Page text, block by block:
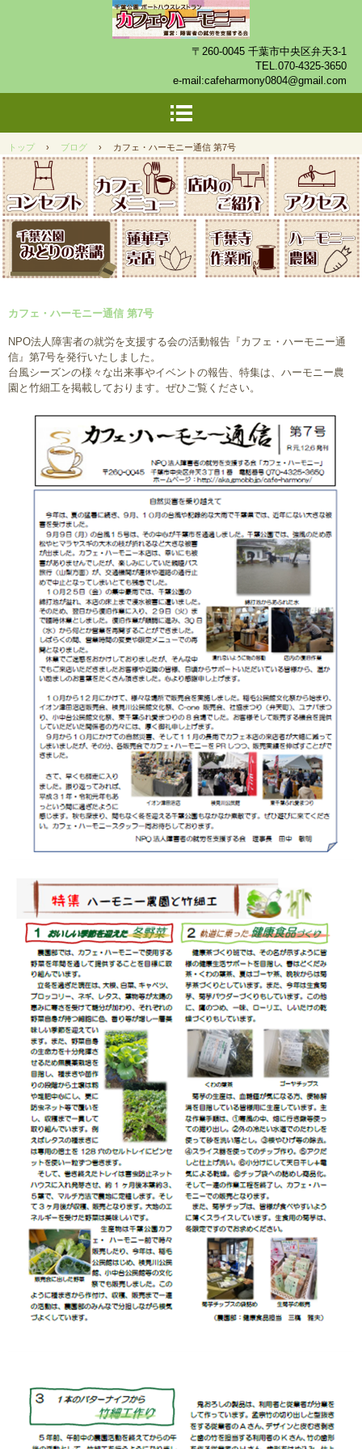
〒260-0045 千葉市中央区弁天3-1
TEL. 070-4325-3650
e-mail:cafeharmony0804@gmail.com
トップ › ブログ › カフェ・ハーモニー通信 第7号
カフェ・ハーモニー通信 第7号
NPO法人障害者の就労を支援する会の活動報告『カフェ・ハーモニー通
信』第7号を発行いたしました。
台風シーズンの様々な出来事やイベントの報告、特集は、ハーモニー農
園と竹細工を掲載しております。ぜひご覧ください。